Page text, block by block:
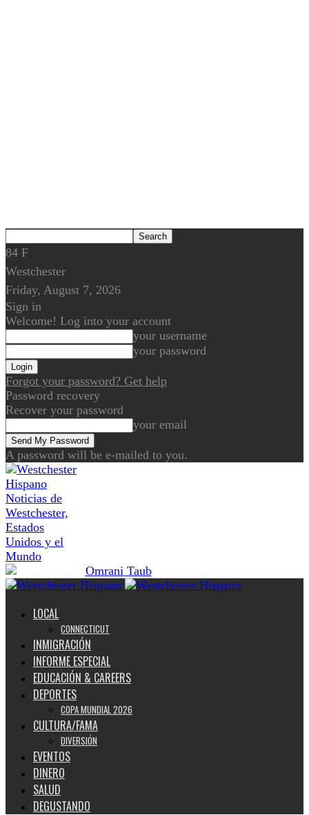
84 F
Westchester
Friday, August 7, 2026
Sign in
Welcome! Log into your account
your username
your password
Forgot your password? Get help
Password recovery
Recover your password
your email
A password will be e-mailed to you.
Noticias de
Westchester,
Estados
Unidos y el
Mundo
LOCAL
CONNECTICUT
INMIGRACIÓN
INFORME ESPECIAL
EDUCACIÓN & CAREERS
DEPORTES
COPA MUNDIAL 2026
CULTURA/FAMA
DIVERSIÓN
EVENTOS
DINERO
SALUD
DEGUSTANDO